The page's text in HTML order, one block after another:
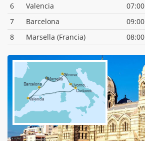
6
Valencia 07:00
7
Barcelona 09:00
8
Marsella (Francia) 08:00